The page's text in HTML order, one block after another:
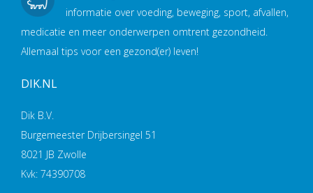
informatie over voeding, beweging, sport, afvallen,
medicatie en meer onderwerpen omtrent gezondheid.
Allemaal tips voor een gezond(er) leven!
DIK.NL
Dik B.V.
Burgemeester Drijbersingel 51
8021 JB Zwolle
Kvk: 74390708